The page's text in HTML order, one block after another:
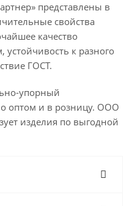
представлены в
свойства
качество
устойчивость к разного
ГОСТ.
упорный
оптом и в розницу. ООО
изделия по выгодной